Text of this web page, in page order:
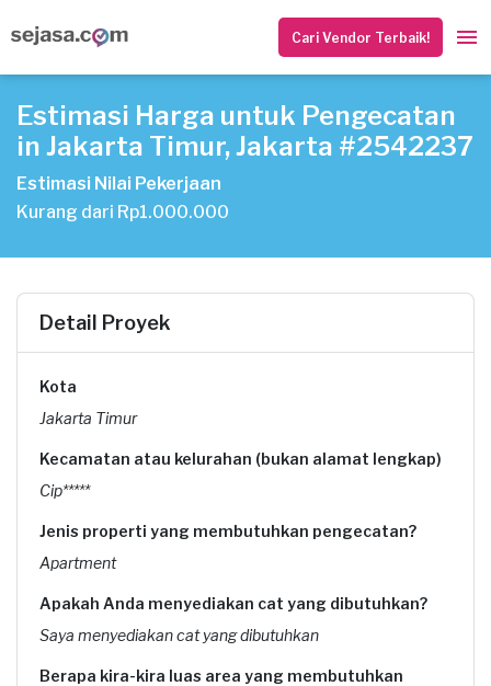
Cari Vendor Terbaik!
Estimasi Harga untuk Pengecatan
in Jakarta Timur, Jakarta #2542237
Estimasi Nilai Pekerjaan
Kurang dari Rp1.000.000
Detail Proyek
Kota
Jakarta Timur
Kecamatan atau kelurahan (bukan alamat lengkap)
Cip*****
Jenis properti yang membutuhkan pengecatan?
Apartment
Apakah Anda menyediakan cat yang dibutuhkan?
Saya menyediakan cat yang dibutuhkan
Berapa kira-kira luas area yang membutuhkan